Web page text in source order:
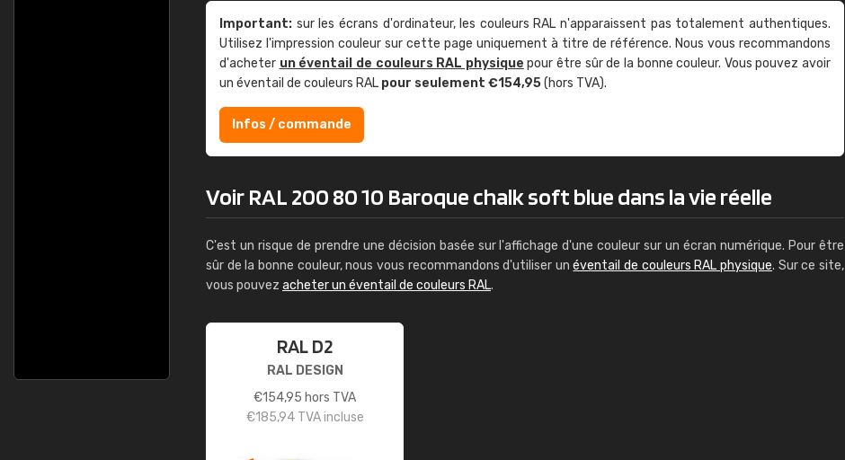
Important: sur les écrans d'ordinateur, les couleurs RAL n'apparaissent pas totalement authentiques.
Utilisez l'impression couleur sur cette page uniquement à titre de référence. Nous vous recommandons
d'acheter un éventail de couleurs RAL physique pour être sûr de la bonne couleur. Vous pouvez avoir
un éventail de couleurs RAL pour seulement €154,95(hors TVA).
Infos / commande
Voir RAL 200 80 10 Baroque chalk soft blue dans la vie réelle
C'est un risque de prendre une décision basée sur l'affichage d'une couleur sur un écran numérique. Pour être
sûr de la bonne couleur, nous vous recommandons d'utiliser unéventail de couleurs RAL physique. Sur ce site,
vous pouvez acheter un éventail de couleurs RAL.
RAL D2
RAL DESIGN
€154,95 hors TVA
€185,94TVA incluse
Guillaume Euvrard